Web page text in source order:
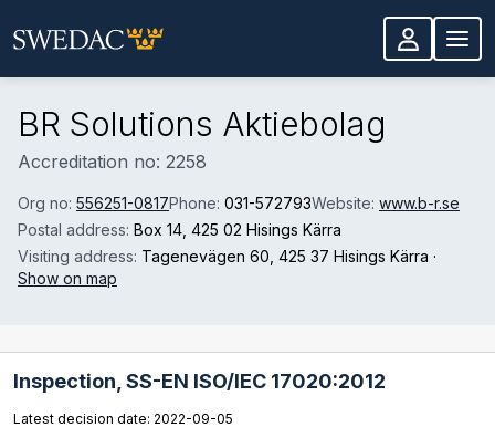
BR Solutions Aktiebolag
Accreditation no: 2258
Org no: 556251-0817Phone: 031-572793Website: www.b-r.se
Postal address: Box 14 , 425 02 Hisings Kärra
Visiting address: Tagenevägen 60 , 425 37 Hisings Kärra ·
Show on map
Inspection, SS-EN ISO/IEC 17020:2012
Latest decision date: 2022-09-05